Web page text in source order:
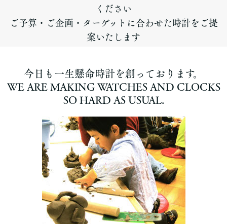
ください
ご予算・ご企画・ターゲットに合わせた時計をご提
案いたします
今日も一生懸命時計を創っております。
WE ARE MAKING WATCHES AND CLOCKS
SO HARD AS USUAL.